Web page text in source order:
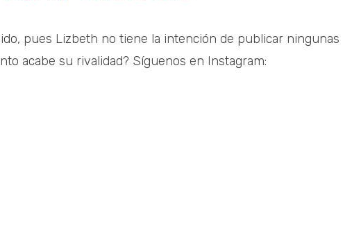
pues Lizbeth no tiene la intención de publicar ningunas
acabe su rivalidad? Síguenos en Instagram: